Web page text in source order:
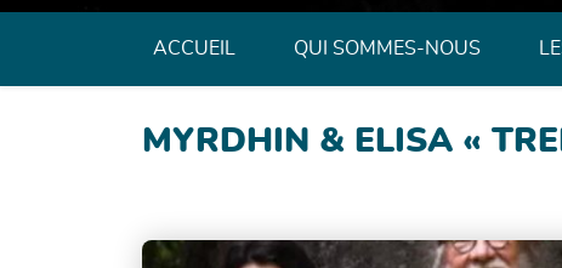
ACCUEIL QUI SOMMES-NOUS
MYRDHIN & ELISA «